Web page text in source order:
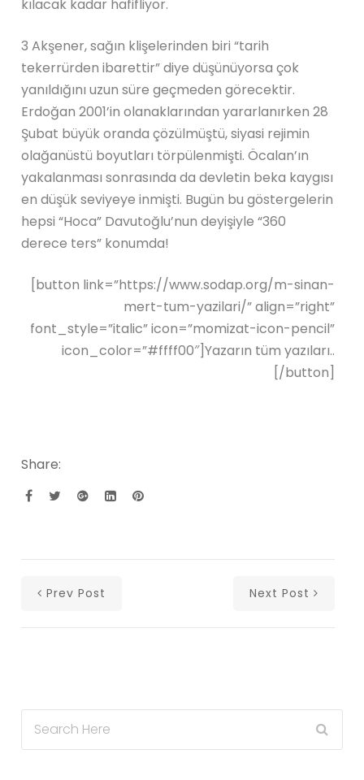
kılacak kadar hafifliyor.
3 Akşener, sağın klişelerinden biri “tarih
tekerrürden ibarettir” diye düşünüyorsa çok
yanıldığını uzun süre geçmeden görecektir.
Erdoğan 2001’in olanaklarından yararlanırken 28
Şubat büyük oranda çözülmüştü, siyasi rejimin
olağanüstü boyutları törpülenmişti. Öcalan’ın
yakalanması sonrasında da devletin beka kaygısı
en düşük seviyeye inmişti. Bugün bu göstergelerin
hepsi “Hoca” Davutoğlu’nun deyişiyle “360
derece ters” konumda!
[button link=”https://www.sodap.org/m-sinan-
mert-tum-yazilari/” align=”right”
font_style=”italic” icon=”momizat-icon-pencil”
icon_color=”#ffff00″]Yazarın tüm yazıları..
[/button]
Share:
Prev Post Next Post